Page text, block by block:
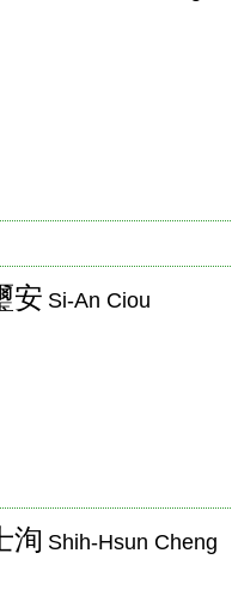
安 Si-An Ciou
洵 Shih-Hsun Cheng